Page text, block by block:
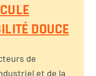
DOUCE
de
et de la